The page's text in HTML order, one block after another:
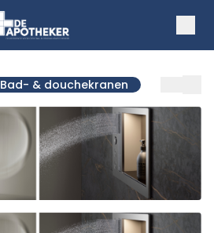
Bad- & douchekranen